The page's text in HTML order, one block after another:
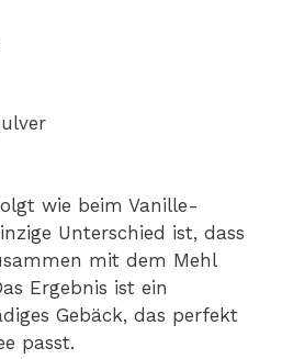
wie beim Vanille-
Unterschied ist, dass
mit dem Mehl
Ergebnis ist ein
Gebäck, das perfekt
passt.